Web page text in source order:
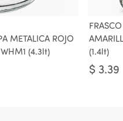
METALICA ROJO
WHM1 (4.3lt)
(1.4lt)
$ 3.39